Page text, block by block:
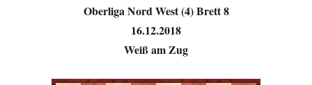
Oberliga Nord West (4) Brett 8
16.12.2018
Weiß am Zug